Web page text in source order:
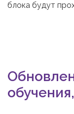
блока будут